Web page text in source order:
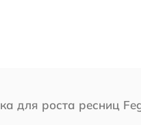
для роста ресниц